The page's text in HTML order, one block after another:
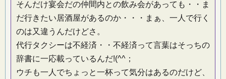
そんだけ宴会だの仲間内との飲み会があっても・・ま
だ行きたい居酒屋があるのか・・・まぁ、一人で行く
のは又違うんだけどさ。
代行タクシーは不経済・・不経済って言葉はそっちの
辞書に一応載っているんだ!(^^；
ウチも一人でちょっと一杯って気分はあるのだけど、